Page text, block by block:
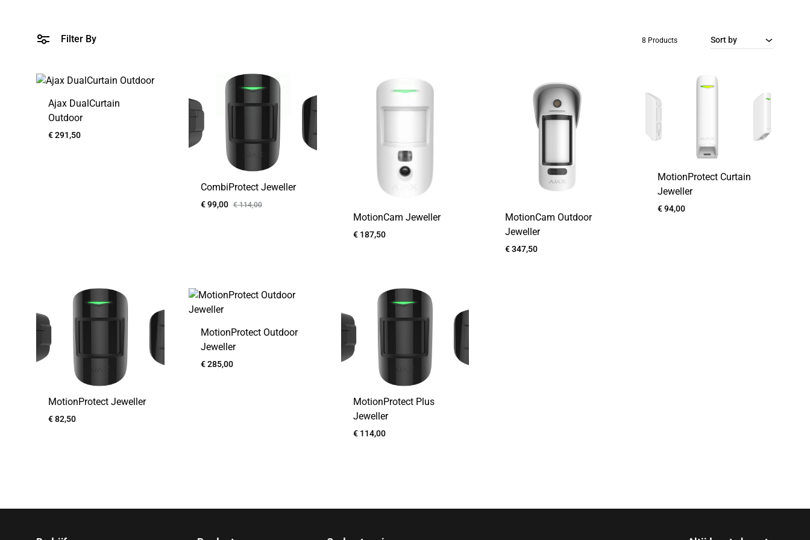
Voedingseenheden
Filter By Sort by
8 Products
Ajax DualCurtain
Outdoor
€291,50
CombiProtect Jeweller
€99,00 €114,00
MotionCam Jeweller
€187,50
MotionCam Outdoor
Jeweller
€347,50
MotionProtect Curtain
Jeweller
€94,00
MotionProtect Jeweller
€82,50
MotionProtect Outdoor
Jeweller
€285,00
MotionProtect Plus
Jeweller
€114,00